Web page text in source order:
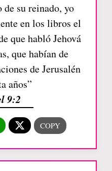
su reinado, yo
en los libros el
que habló Jehová
que habían de
de Jerusalén
años”
9:2